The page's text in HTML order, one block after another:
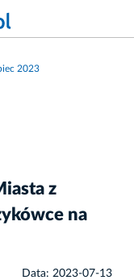
2023
z
na
Data: 2023-07-13